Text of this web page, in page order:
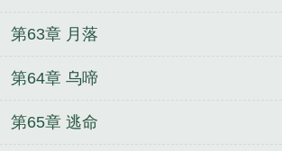
第63章 月落
第64章 乌啼
第65章 逃命